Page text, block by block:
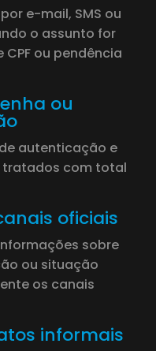
e-mail, SMS ou
o assunto for
ou pendência
ou
autenticação e
tratados com total
oficiais
sobre
ou situação
os canais
informais